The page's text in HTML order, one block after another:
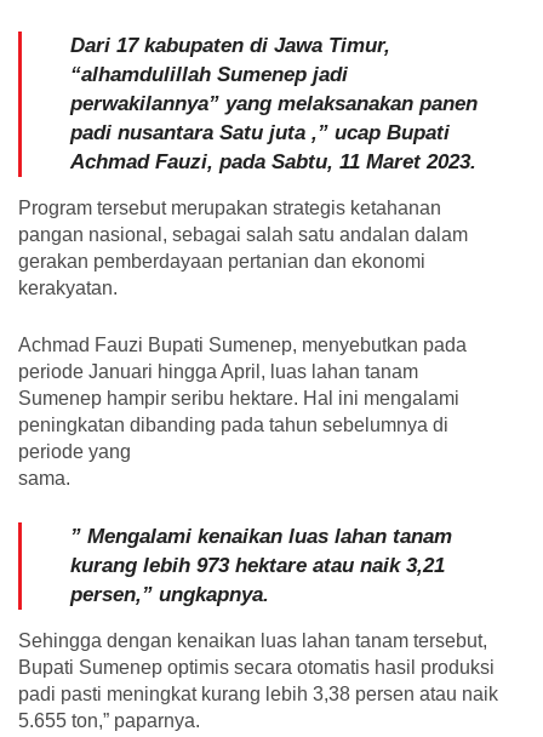
Dari 17 kabupaten di Jawa Timur,
“alhamdulillah Sumenep jadi
perwakilannya” yang melaksanakan panen
padi nusantara Satu juta ,” ucap Bupati
Achmad Fauzi, pada Sabtu, 11 Maret 2023.
Program tersebut merupakan strategis ketahanan
pangan nasional, sebagai salah satu andalan dalam
gerakan pemberdayaan pertanian dan ekonomi
kerakyatan.
Achmad Fauzi Bupati Sumenep, menyebutkan pada
periode Januari hingga April, luas lahan tanam
Sumenep hampir seribu hektare. Hal ini mengalami
peningkatan dibanding pada tahun sebelumnya di
periode yang
sama.
” Mengalami kenaikan luas lahan tanam
kurang lebih 973 hektare atau naik 3,21
persen,” ungkapnya.
Sehingga dengan kenaikan luas lahan tanam tersebut,
Bupati Sumenep optimis secara otomatis hasil produksi
padi pasti meningkat kurang lebih 3,38 persen atau naik
5.655 ton,” paparnya.